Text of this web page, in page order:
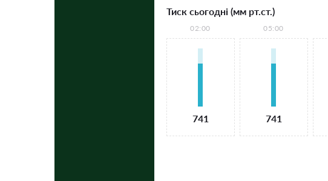
Тиск сьогодні (мм рт.ст.)
02:00
741
05:00
741